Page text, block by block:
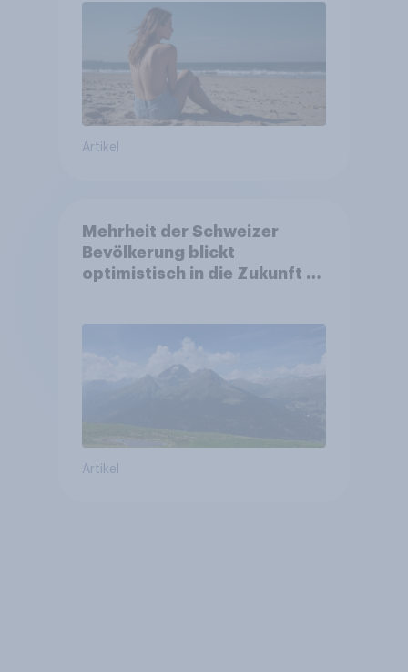
Artikel
Mehrheit der Schweizer
Bevölkerung blickt
optimistisch in die Zukunft –
Altersvorsorge
Artikel